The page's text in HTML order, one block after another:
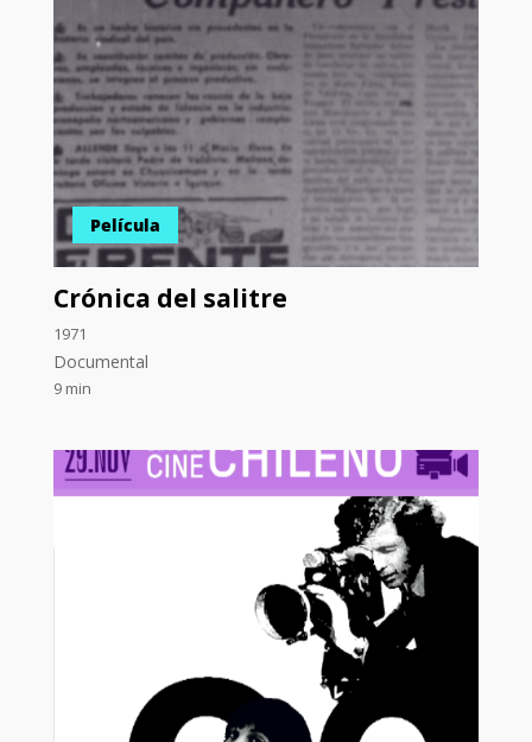
Película
Crónica del salitre
1971
Documental
9 min